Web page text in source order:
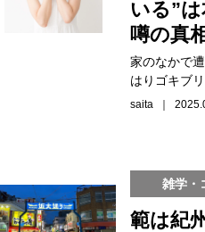
いる”
噂の真
家のなかで
はりゴキブ
saita ｜
雑学・
範は紀